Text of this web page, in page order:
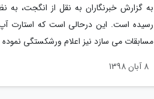
به گزارش خبرنگاران به نقل از انگجت،
رسیده است. این درحالی است که استارت
مسابقات می سازد نیز اعلام ورشکستگی
8 آبان 1398